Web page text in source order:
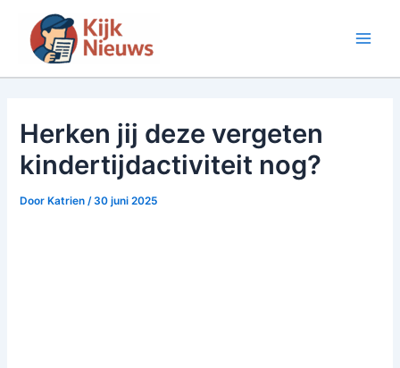
inhoud
Herken jij deze vergeten
kindertijdactiviteit nog?
Door Katrien/30 juni 2025